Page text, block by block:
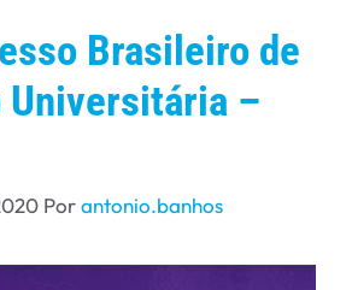
Brasileiro de
Universitária –
Porantonio.banhos